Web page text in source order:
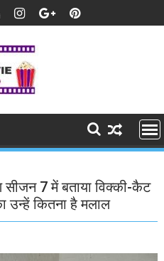
7 में बताया विक्की-कैट
उन्हें कितना है मलाल